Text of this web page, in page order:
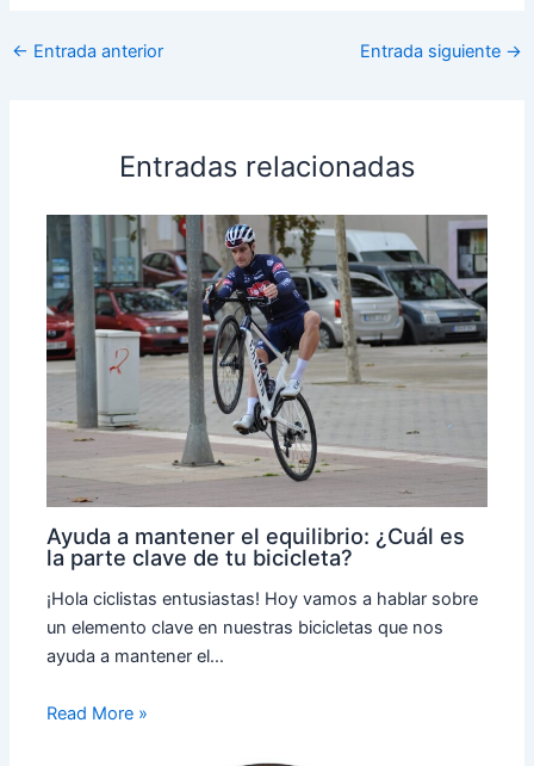
← Entrada anterior Entrada siguiente →
Entradas relacionadas
Ayuda a mantener el equilibrio: ¿Cuál es
la parte clave de tu bicicleta?
¡Hola ciclistas entusiastas! Hoy vamos a hablar sobre
un elemento clave en nuestras bicicletas que nos
ayuda a mantener el…
Read More »